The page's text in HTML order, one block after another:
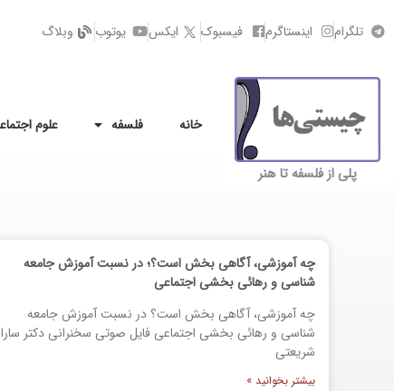
تلگرام اینستاگرم فیسبوک ایکس یوتوب وبلاگ
پلی از فلسفه تا هنر
خانه فلسفه علوم
چه آموزشی، آگاهی بخش است؟؛ در نسبت آموزش جامعه
شناسی و رهائی بخشی اجتماعی
چه آموزشی، آگاهی بخش است؟ در نسبت آموزش جامعه
شناسی و رهائی بخشی اجتماعی فایل صوتی سخنرانی دکتر سارا
شریعتی
بیشتر بخوانید »